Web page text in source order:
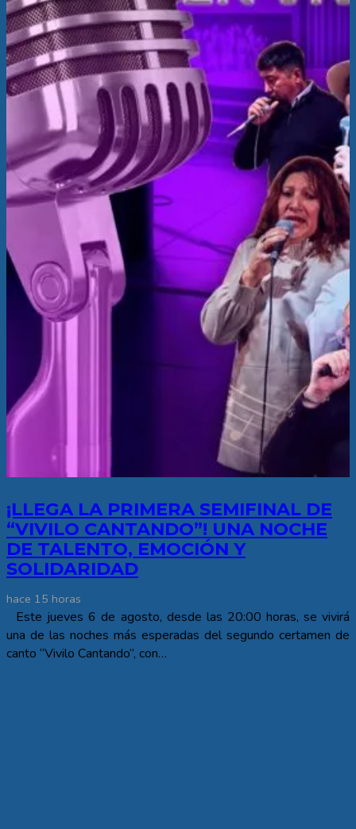
¡LLEGA LA PRIMERA SEMIFINAL DE
“VIVILO CANTANDO”! UNA NOCHE
DE TALENTO, EMOCIÓN Y
SOLIDARIDAD
hace 15 horas
Este jueves 6 de agosto, desde las 20:00 horas, se vivirá
una de las noches más esperadas del segundo certamen de
canto “Vivilo Cantando”, con…